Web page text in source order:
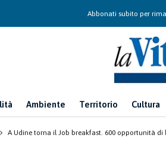
Abbonati subito per
Ambiente Territorio Cultura
A Udine torna il Job breakfast. 600 opportunità di